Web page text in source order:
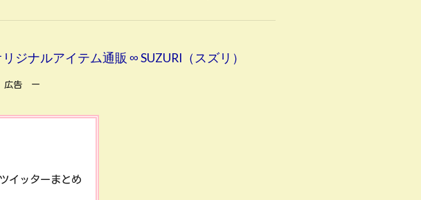
ジナルアイテム通販 ∞ SUZURI（スズリ）
告 ー
イッターまとめ